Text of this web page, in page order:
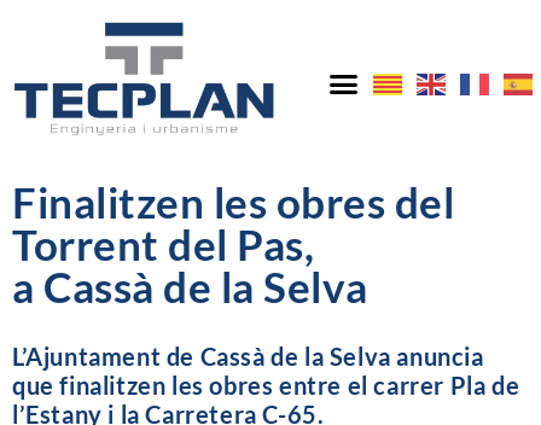
Finalitzen les obres del
Torrent del Pas,
a Cassà de la Selva
L’Ajuntament de Cassà de la Selva anuncia
que finalitzen les obres entre el carrer Pla de
l’Estany i la Carretera C-65.